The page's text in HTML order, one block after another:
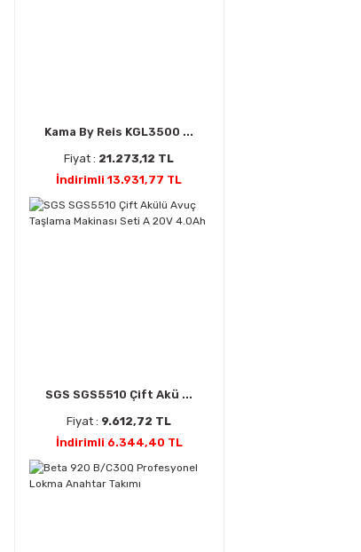
Kama By Reis KGL3500 ...
Fiyat : 21.273,12 TL
İndirimli 13.931,77 TL
SGS SGS5510 Çift Akü ...
Fiyat : 9.612,72 TL
İndirimli 6.344,40 TL